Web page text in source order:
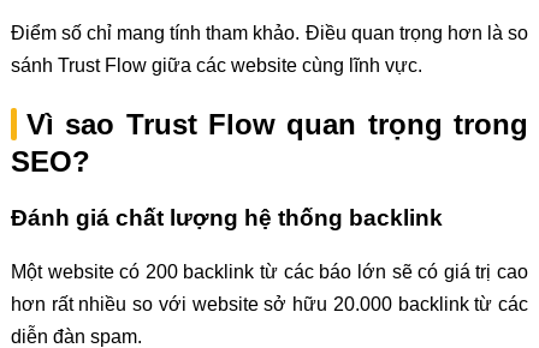
Điểm số chỉ mang tính tham khảo. Điều quan trọng hơn là so
sánh Trust Flow giữa các website cùng lĩnh vực.
Vì sao Trust Flow quan trọng trong
SEO?
Đánh giá chất lượng hệ thống backlink
Một website có 200 backlink từ các báo lớn sẽ có giá trị cao
hơn rất nhiều so với website sở hữu 20.000 backlink từ các
diễn đàn spam.